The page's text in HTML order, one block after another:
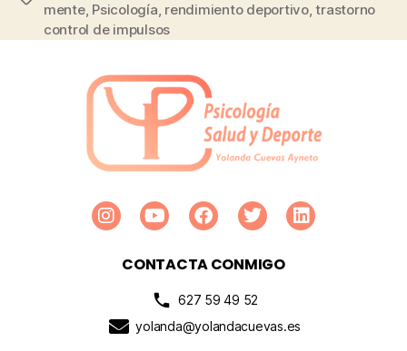
mente, Psicología, rendimiento deportivo,trastorno
control de impulsos
CONTACTA CONMIGO
627 59 49 52
yolanda@yolandacuevas.es